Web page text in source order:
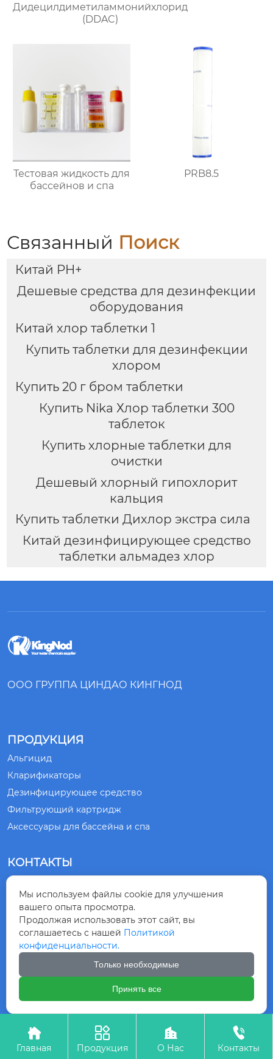
Дидецилдиметиламмонийхлорид
(DDAC)
Тестовая жидкость для
бассейнов и спа
PRB8.5
Связанный Поиск
Китай PH+
Дешевые средства для дезинфекции
оборудования
Китай хлор таблетки 1
Купить таблетки для дезинфекции
хлором
Купить 20 г бром таблетки
Купить Nika Хлор таблетки 300
таблеток
Купить хлорные таблетки для
очистки
Дешевый хлорный гипохлорит
кальция
Купить таблетки Дихлор экстра сила
Китай дезинфицирующее средство
таблетки альмадез хлор
ООО ГРУППА ЦИНДАО КИНГНОД
ПРОДУКЦИЯ
Альгицид
Кларификаторы
Дезинфицирующее средство
Фильтрующий картридж
Аксессуары для бассейна и спа
КОНТАКТЫ

ПРОВИНЦИЯ ШАНЬДУН, КИТАЙ
 +86-532-83875218
+8615863099230
Авторское право©ООО ГРУППА ЦИНДАО
КИНГНОД

Главная

Продукция

О Нас

Контакты
Мы используем файлы cookie для улучшения
вашего опыта просмотра.
Продолжая использовать этот сайт, вы
соглашаетесь с нашей Политикой
конфиденциальности.
Только необходимые
Принять все